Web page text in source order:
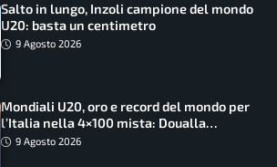
Salto in lungo, Inzoli campione del mondo
U20: basta un centimetro
9 Agosto 2026
Mondiali U20, oro e record del mondo per
l’Italia nella 4×100 mista: Doualla
straordinaria
9 Agosto 2026